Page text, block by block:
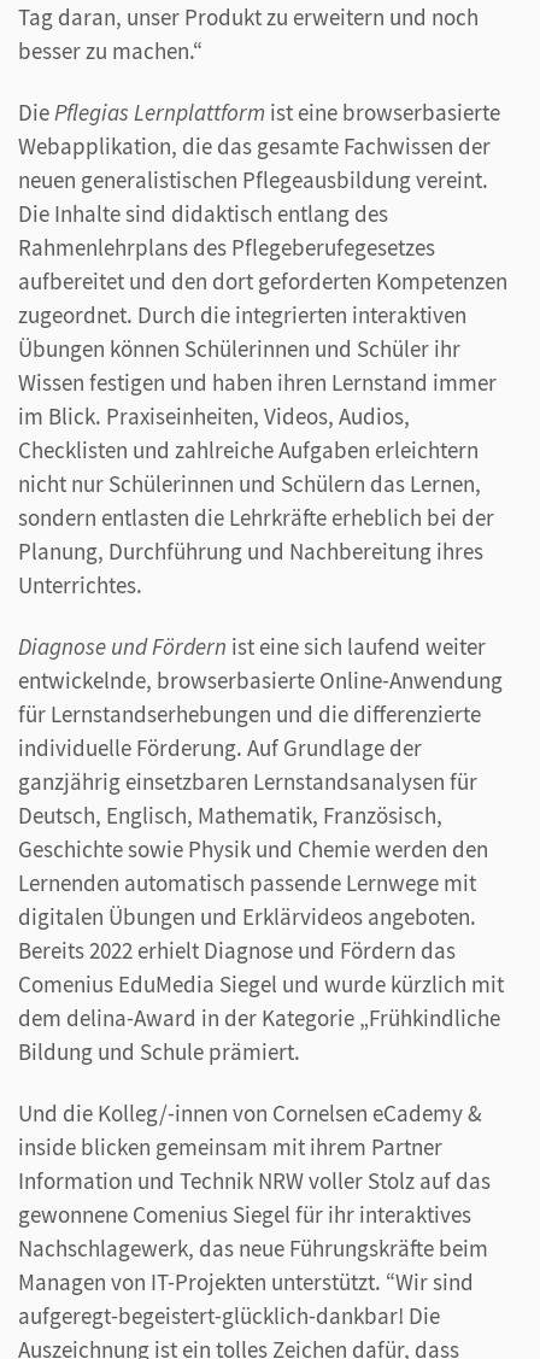
Tag daran, unser Produkt zu erweitern und noch
besser zu machen.“
DiePflegias Lernplattform ist eine browserbasierte
Webapplikation, die das gesamte Fachwissen der
neuen generalistischen Pflegeausbildung vereint.
Die Inhalte sind didaktisch entlang des
Rahmenlehrplans des Pflegeberufegesetzes
aufbereitet und den dort geforderten Kompetenzen
zugeordnet. Durch die integrierten interaktiven
Übungen können Schülerinnen und Schüler ihr
Wissen festigen und haben ihren Lernstand immer
im Blick. Praxiseinheiten, Videos, Audios,
Checklisten und zahlreiche Aufgaben erleichtern
nicht nur Schülerinnen und Schülern das Lernen,
sondern entlasten die Lehrkräfte erheblich bei der
Planung, Durchführung und Nachbereitung ihres
Unterrichtes.
Diagnose und Fördern ist eine sich laufend weiter
entwickelnde, browserbasierte Online-Anwendung
für Lernstandserhebungen und die differenzierte
individuelle Förderung. Auf Grundlage der
ganzjährig einsetzbaren Lernstandsanalysen für
Deutsch, Englisch, Mathematik, Französisch,
Geschichte sowie Physik und Chemie werden den
Lernenden automatisch passende Lernwege mit
digitalen Übungen und Erklärvideos angeboten.
Bereits 2022 erhielt Diagnose und Fördern das
Comenius EduMedia Siegel und wurde kürzlich mit
dem delina-Award in der Kategorie „Frühkindliche
Bildung und Schule prämiert.
Und die Kolleg/-innen von Cornelsen eCademy &
inside blicken gemeinsam mit ihrem Partner
Information und Technik NRW voller Stolz auf das
gewonnene Comenius Siegel für ihr interaktives
Nachschlagewerk, das neue Führungskräfte beim
Managen von IT-Projekten unterstützt. “Wir sind
aufgeregt-begeistert-glücklich-dankbar! Die
Auszeichnung ist ein tolles Zeichen dafür, dass